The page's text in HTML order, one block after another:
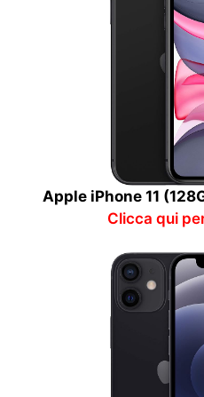
Apple iPhone 11
Clicca qui